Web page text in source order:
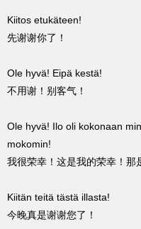
Kiitos etukäteen!
先谢谢你了！
Ole hyvä! Eipä kestä!
不用谢！别客气！
Ole hyvä! Ilo oli kokonaan
mokomin!
我很荣幸！这是我的荣幸！那
Kiitän teitä tästä illasta!
今晚真是谢谢您了！